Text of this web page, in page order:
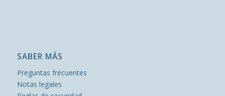
SABER MÁS
Preguntas frecuentes
Notas legales